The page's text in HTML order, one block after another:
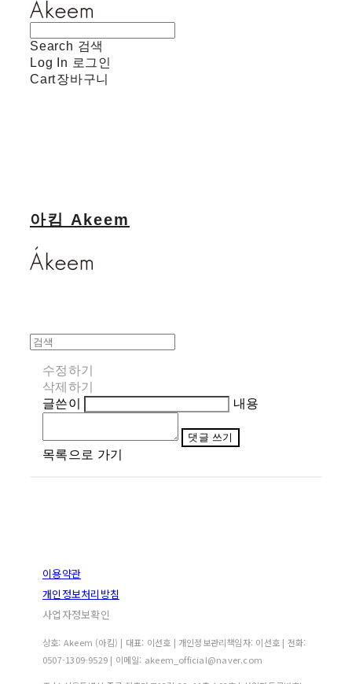
Search 검색
Log In 로그인
Cart장바구니
아킴 Akeem
수정하기
삭제하기
글쓴이
내용
댓글 쓰기
목록으로 가기
이용약관
개인정보처리방침
사업자정보확인
상호: Akeem (아킴) | 대표: 이선호 | 개인정보관리책임자: 이선호 | 전화:
0507-1309-9529 | 이메일: akeem_official@naver.com